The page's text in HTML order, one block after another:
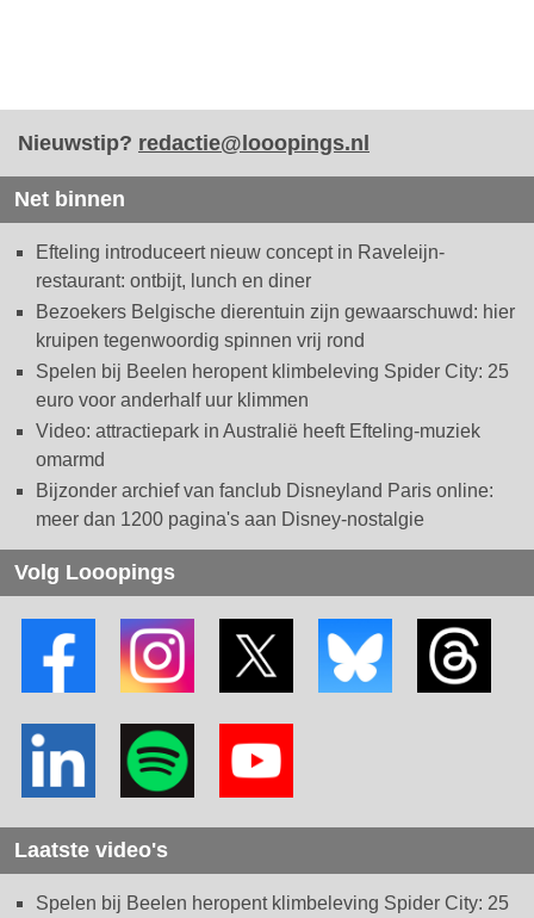
Nieuwstip? redactie@looopings.nl
Net binnen
Efteling introduceert nieuw concept in Raveleijn-
restaurant: ontbijt, lunch en diner
Bezoekers Belgische dierentuin zijn gewaarschuwd: hier
kruipen tegenwoordig spinnen vrij rond
Spelen bij Beelen heropent klimbeleving Spider City: 25
euro voor anderhalf uur klimmen
Video: attractiepark in Australië heeft Efteling-muziek
omarmd
Bijzonder archief van fanclub Disneyland Paris online:
meer dan 1200 pagina's aan Disney-nostalgie
Volg Looopings
Laatste video's
Spelen bij Beelen heropent klimbeleving Spider City: 25